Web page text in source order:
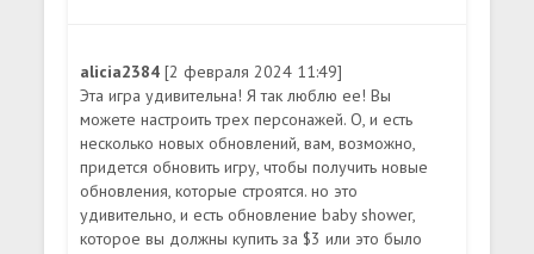
alicia2384[2 февраля 2024 11:49]
Эта игра удивительна! Я так люблю ее! Вы
можете настроить трех персонажей. О, и есть
несколько новых обновлений, вам, возможно,
придется обновить игру, чтобы получить новые
обновления, которые строятся. но это
удивительно, и есть обновление baby shower,
которое вы должны купить за $3 или это было